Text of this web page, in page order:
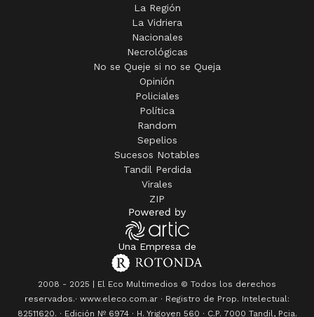
La Región
La Vidriera
Nacionales
Necrológicas
No se Queje si no se Queja
Opinión
Policiales
Política
Random
Sepelios
Sucesos Notables
Tandil Perdida
Virales
ZIP
Una Empresa de
2008 - 2025 | El Eco Multimedios © Todos los derechos
reservados.· www.eleco.com.ar · Registro de Prop. Intelectual:
82511620. · Edición Nº 6974· H. Yrigoyen 560 · C.P. 7000 Tandil, Pcia.